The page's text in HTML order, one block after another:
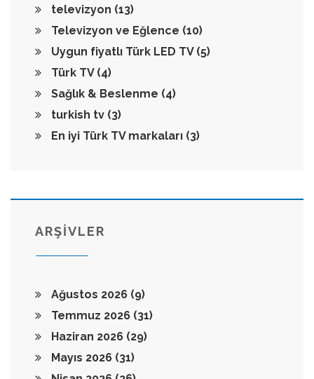
televizyon (13)
Televizyon ve Eğlence (10)
Uygun fiyatlı Türk LED TV (5)
Türk TV (4)
Sağlık & Beslenme (4)
turkish tv (3)
En iyi Türk TV markaları (3)
ARŞİVLER
Ağustos 2026 (9)
Temmuz 2026 (31)
Haziran 2026 (29)
Mayıs 2026 (31)